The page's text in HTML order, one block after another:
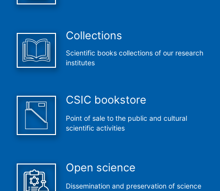
Collections
Scientific books collections of our research
institutes
CSIC bookstore
Point of sale to the public and cultural
scientific activities
Open science
Dissemination and preservation of science